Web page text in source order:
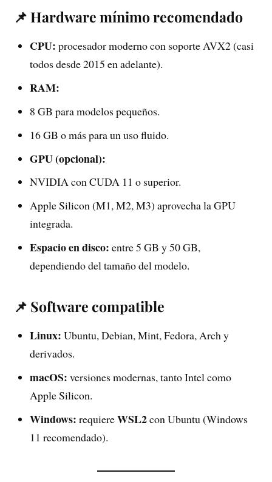
📌 Hardware mínimo recomendado
CPU: procesador moderno con soporte AVX2 (casi
todos desde 2015 en adelante).
RAM:
8 GB para modelos pequeños.
16 GB o más para un uso fluido.
GPU (opcional):
NVIDIA con CUDA 11 o superior.
Apple Silicon (M1, M2, M3) aprovecha la GPU
integrada.
Espacio en disco: entre 5 GB y 50 GB,
dependiendo del tamaño del modelo.
📌 Software compatible
Linux: Ubuntu, Debian, Mint, Fedora, Arch y
derivados.
macOS: versiones modernas, tanto Intel como
Apple Silicon.
Windows: requiereWSL2con Ubuntu (Windows
11 recomendado).